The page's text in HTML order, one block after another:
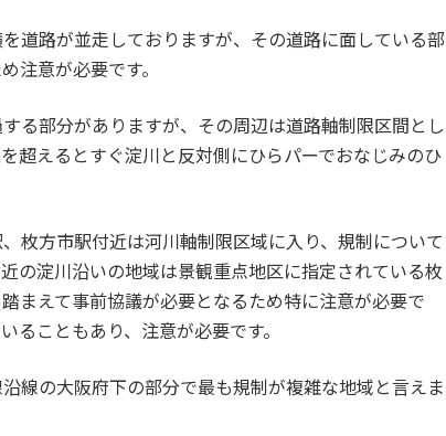
道路が並走しておりますが、その道路に面している部
注意が必要です。
る部分がありますが、その周辺は道路軸制限区間とし
超えるとすぐ淀川と反対側にひらパーでおなじみのひ
枚方市駅付近は河川軸制限区域に入り、規制について
の淀川沿いの地域は景観重点地区に指定されている枚
まえて事前協議が必要となるため特に注意が必要で
ることもあり、注意が必要です。
線の大阪府下の部分で最も規制が複雑な地域と言えま